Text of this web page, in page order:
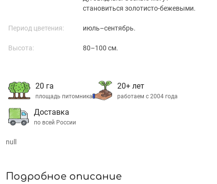
становиться золотисто-бежевыми.
Период цветения: июль–сентябрь.
Высота: 80–100 см.
20 га
площадь питомника
20+ лет
работаем с 2004 года
Доставка
по всей России
null
Подробное описание